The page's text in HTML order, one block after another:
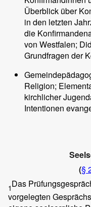
Überblick über
in den letzten
die
von Westfalen;
Grundfragen der
Religion;
kirchlicher
Intentionen
(§
1Das
vorgelegten